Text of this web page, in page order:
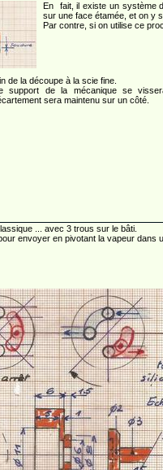
En fait, il existe un système
sur une face étamée, et on y
Par contre, si on utilise ce
de la découpe à la scie fine.
support de la mécanique se
sera maintenu sur un côté.
... avec 3 trous sur le bâti.
envoyer en pivotant la vapeur dans